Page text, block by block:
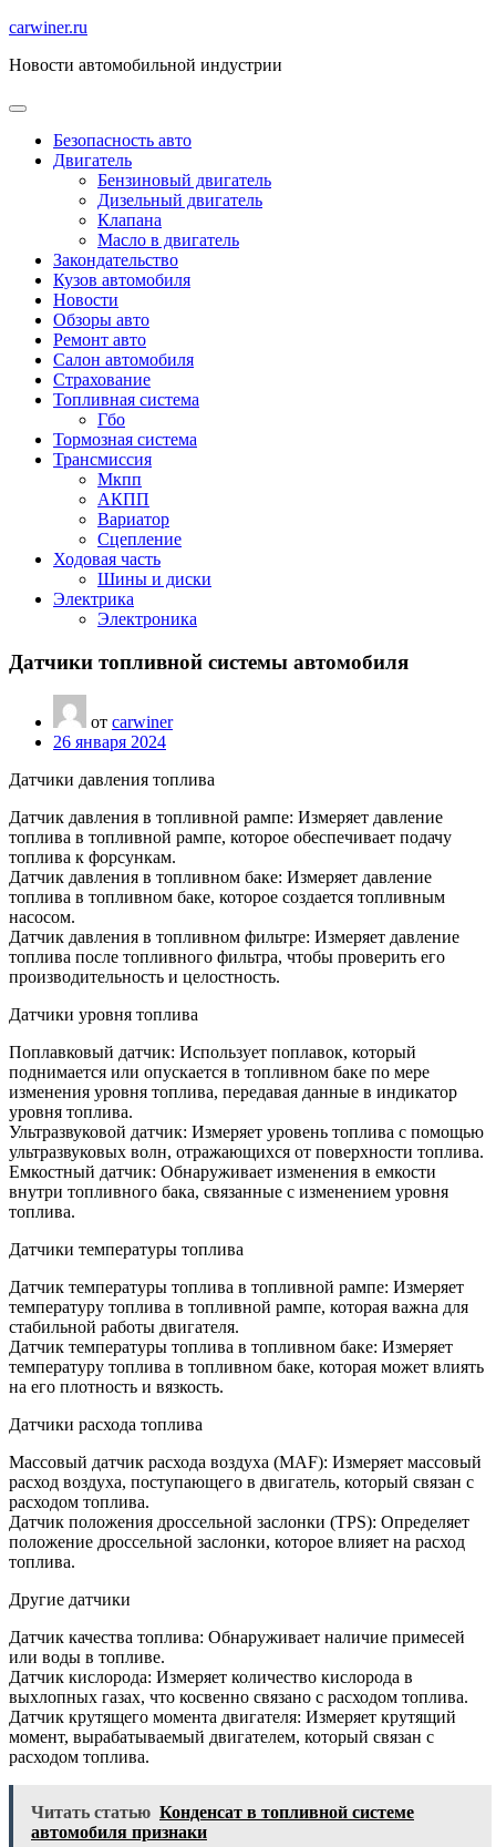
Перейти
содержимому
carwiner.ru
Новости автомобильной индустрии
Безопасность авто
Двигатель
Бензиновый двигатель
Дизельный двигатель
Клапана
Масло в двигатель
Закондательство
Кузов автомобиля
Новости
Обзоры авто
Ремонт авто
Салон автомобиля
Страхование
Топливная система
Гбо
Тормозная система
Трансмиссия
Мкпп
АКПП
Вариатор
Сцепление
Ходовая часть
Шины и диски
Электрика
Электроника
Датчики топливной системы автомобиля
от carwiner
26 января 2024
Датчики давления топлива
Датчик давления в топливной рампе: Измеряет давление
топлива в топливной рампе, которое обеспечивает подачу
топлива к форсункам.
Датчик давления в топливном баке: Измеряет давление
топлива в топливном баке, которое создается топливным
насосом.
Датчик давления в топливном фильтре: Измеряет давление
топлива после топливного фильтра, чтобы проверить его
производительность и целостность.
Датчики уровня топлива
Поплавковый датчик: Использует поплавок, который
поднимается или опускается в топливном баке по мере
изменения уровня топлива, передавая данные в индикатор
уровня топлива.
Ультразвуковой датчик: Измеряет уровень топлива с помощью
ультразвуковых волн, отражающихся от поверхности топлива.
Емкостный датчик: Обнаруживает изменения в емкости
внутри топливного бака, связанные с изменением уровня
топлива.
Датчики температуры топлива
Датчик температуры топлива в топливной рампе: Измеряет
температуру топлива в топливной рампе, которая важна для
стабильной работы двигателя.
Датчик температуры топлива в топливном баке: Измеряет
температуру топлива в топливном баке, которая может влиять
на его плотность и вязкость.
Датчики расхода топлива
Массовый датчик расхода воздуха (MAF): Измеряет массовый
расход воздуха, поступающего в двигатель, который связан с
расходом топлива.
Датчик положения дроссельной заслонки (TPS): Определяет
положение дроссельной заслонки, которое влияет на расход
топлива.
Другие датчики
Датчик качества топлива: Обнаруживает наличие примесей
или воды в топливе.
Датчик кислорода: Измеряет количество кислорода в
выхлопных газах, что косвенно связано с расходом топлива.
Датчик крутящего момента двигателя: Измеряет крутящий
момент, вырабатываемый двигателем, который связан с
расходом топлива.
Читать статью Конденсат в топливной системе
автомобиля признаки